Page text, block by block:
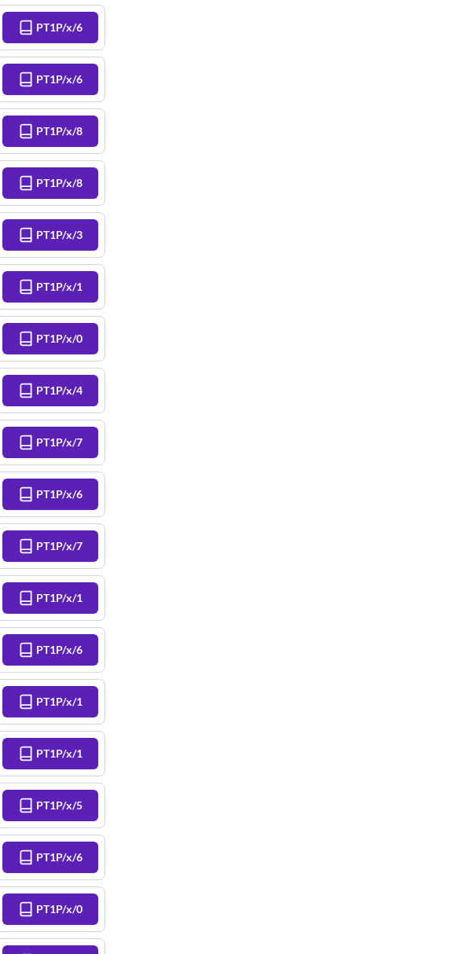
PT1P/x/6
PT1P/x/6
PT1P/x/8
PT1P/x/8
PT1P/x/3
PT1P/x/1
PT1P/x/0
PT1P/x/4
PT1P/x/7
PT1P/x/6
PT1P/x/7
PT1P/x/1
PT1P/x/6
PT1P/x/1
PT1P/x/1
PT1P/x/5
PT1P/x/6
PT1P/x/0